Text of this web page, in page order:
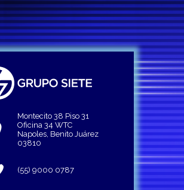
Montecito 38 Piso 31
Oficina 34 WTC
Napoles, Benito Juárez
03810
(55) 9000 0787